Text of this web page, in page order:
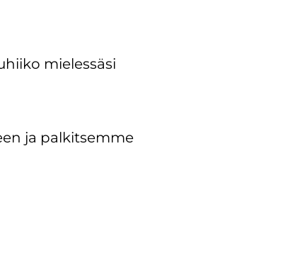
mielessäsi
ja palkitsemme